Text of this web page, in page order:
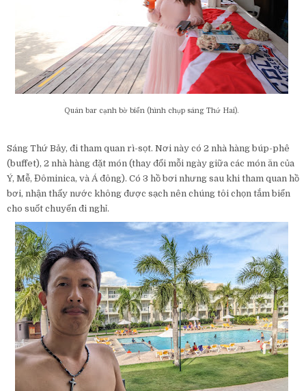
Quán bar cạnh bờ biển (hình chụp sáng Thứ Hai).
Sáng Thứ Bảy, đi tham quan rì-sọt. Nơi này có 2 nhà hàng búp-phê
(buffet), 2 nhà hàng đặt món (thay đổi mỗi ngày giữa các món ăn của
Ý, Mễ, Đôminica, và Á đông). Có 3 hồ bơi nhưng sau khi tham quan hồ
bơi, nhận thấy nước không được sạch nên chúng tôi chọn tắm biển
cho suốt chuyến đi nghỉ.